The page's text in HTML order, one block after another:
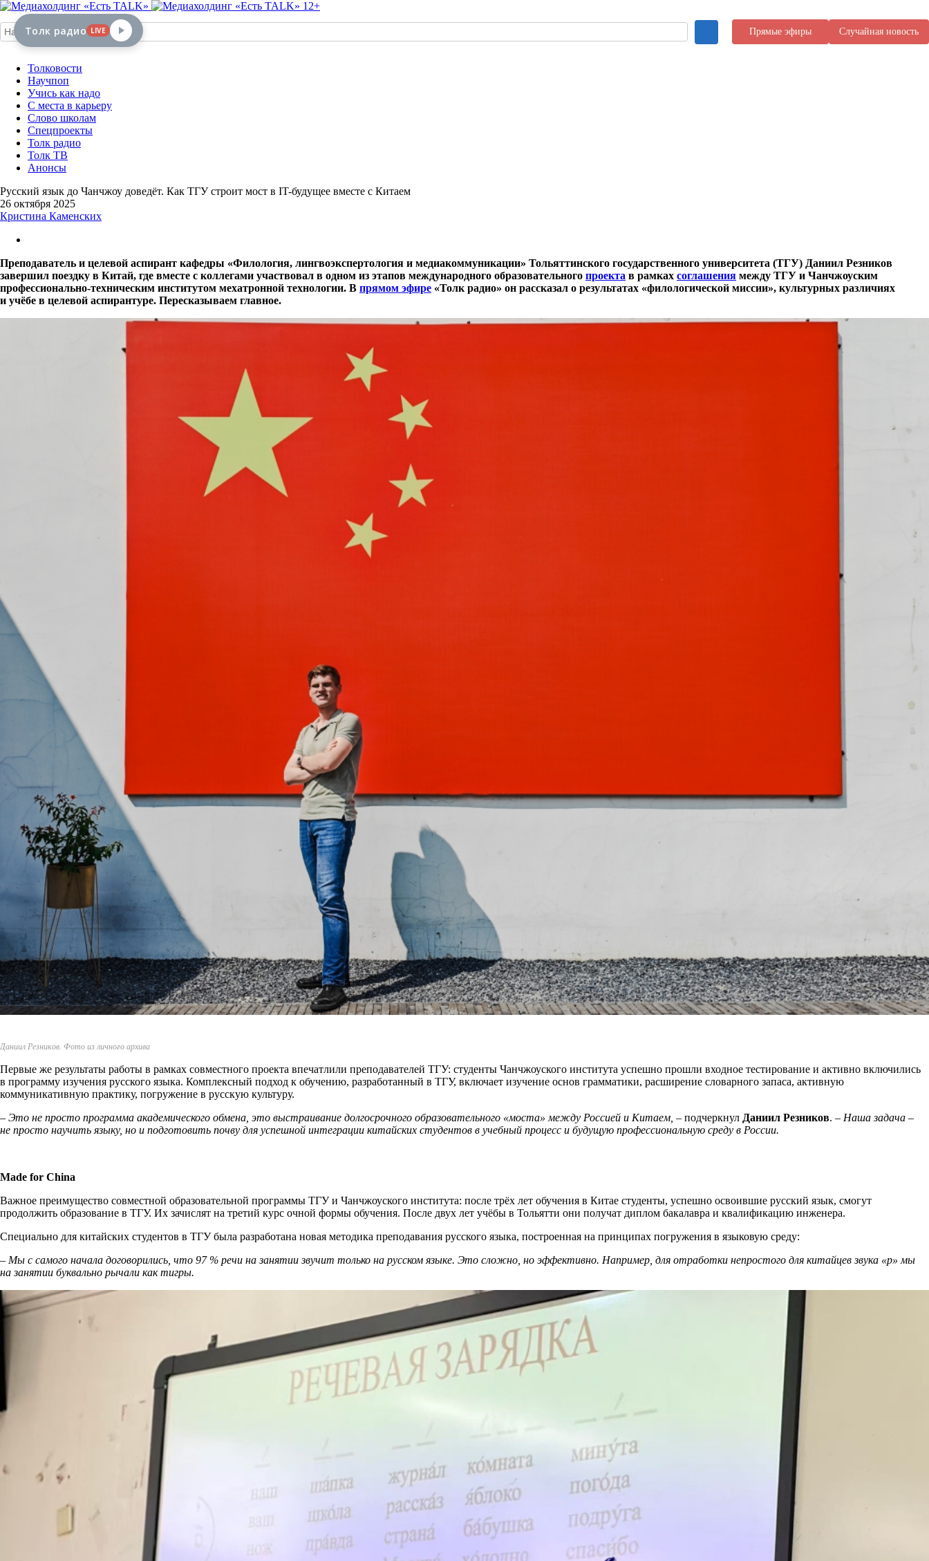
12+
Прямые эфиры Случайная новость
Толковости
Научпоп
Учись как надо
С места в карьеру
Слово школам
Спецпроекты
Толк радио
Толк ТВ
Анонсы
Русский язык до Чанчжоу доведёт. Как ТГУ строит мост в IT-будущее вместе с Китаем
26 октября 2025
Кристина Каменских
Преподаватель и целевой аспирант кафедры «Филология, лингвоэкспертология и медиакоммуникации» Тольяттинского государственного университета (ТГУ) Даниил Резников
завершил поездку в Китай, где вместе с коллегами участвовал в одном из этапов международного образовательного проекта в рамках соглашения между ТГУ и Чанчжоуским
профессионально-техническим институтом мехатронной технологии. В прямом эфире «Толк радио» он рассказал о результатах «филологической миссии», культурных различиях
и учёбе в целевой аспирантуре. Пересказываем главное.
Даниил Резников. Фото из личного архива
Первые же результаты работы в рамках совместного проекта впечатлили преподавателей ТГУ: студенты Чанчжоуского института успешно прошли входное тестирование и активно включились
в программу изучения русского языка. Комплексный подход к обучению, разработанный в ТГУ, включает изучение основ грамматики, расширение словарного запаса, активную
коммуникативную практику, погружение в русскую культуру.
– Это не просто программа академического обмена, это выстраивание долгосрочного образовательного «моста» между Россией и Китаем, – подчеркнул Даниил Резников. – Наша задача –
не просто научить языку, но и подготовить почву для успешной интеграции китайских студентов в учебный процесс и будущую профессиональную среду в России.
Made for China
Важное преимущество совместной образовательной программы ТГУ и Чанчжоуского института: после трёх лет обучения в Китае студенты, успешно освоившие русский язык, смогут
продолжить образование в ТГУ. Их зачислят на третий курс очной формы обучения. После двух лет учёбы в Тольятти они получат диплом бакалавра и квалификацию инженера.
Специально для китайских студентов в ТГУ была разработана новая методика преподавания русского языка, построенная на принципах погружения в языковую среду:
– Мы с самого начала договорились, что 97 % речи на занятии звучит только на русском языке. Это сложно, но эффективно. Например, для отработки непростого для китайцев звука «р» мы
на занятии буквально рычали как тигры.
Толк радио LIVE